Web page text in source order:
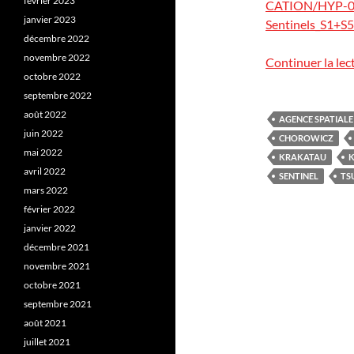
CATION/HYP-
Continuer la
AGENCE
CHOROWICZ
KRAKATAU
SENTINEL
janvier 2023
décembre 2022
novembre 2022
octobre 2022
septembre 2022
août 2022
juin 2022
mai 2022
avril 2022
mars 2022
février 2022
janvier 2022
décembre 2021
novembre 2021
octobre 2021
septembre 2021
août 2021
juillet 2021